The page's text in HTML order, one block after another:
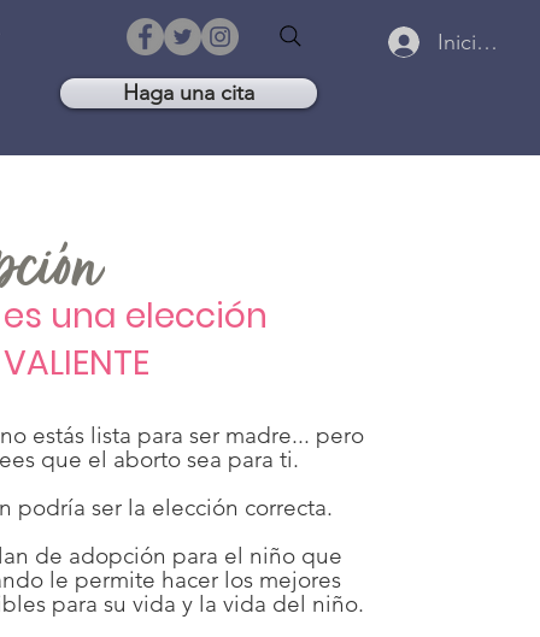
Haga una cita
Iniciar
es una elección
VALIENTE
estás lista para ser madre... pero
que el aborto sea para ti.
podría ser la elección correcta.
de adopción para el niño que
le permite hacer los mejores
para su vida y la vida del niño.